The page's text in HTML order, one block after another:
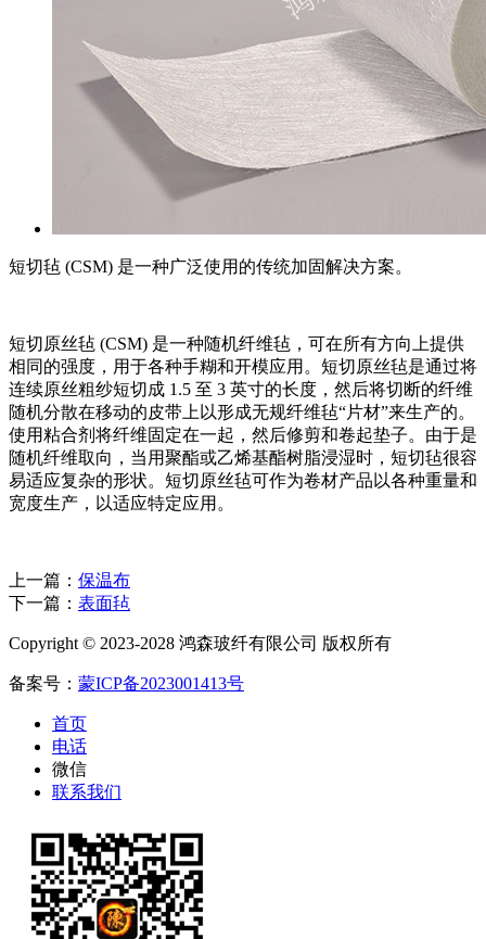
短切毡 (CSM) 是一种广泛使用的传统加固解决方案。
短切原丝毡 (CSM) 是一种随机纤维毡，可在所有方向上提供
相同的强度，用于各种手糊和开模应用。短切原丝毡是通过将
连续原丝粗纱短切成 1.5 至 3 英寸的长度，然后将切断的纤维
随机分散在移动的皮带上以形成无规纤维毡“片材”来生产的。
使用粘合剂将纤维固定在一起，然后修剪和卷起垫子。由于是
随机纤维取向，当用聚酯或乙烯基酯树脂浸湿时，短切毡很容
易适应复杂的形状。短切原丝毡可作为卷材产品以各种重量和
宽度生产，以适应特定应用。
上一篇： 保温布
下一篇： 表面毡
Copyright © 2023-2028 鸿森玻纤有限公司 版权所有
备案号： 蒙ICP备2023001413号
首页
电话
微信
联系我们